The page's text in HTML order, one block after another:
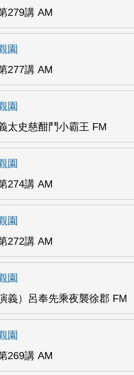
279講 AM
園
277講 AM
園
太史慈酣鬥小霸王 FM
園
274講 AM
園
272講 AM
園
義）呂奉先乘夜襲徐郡 FM
園
269講 AM